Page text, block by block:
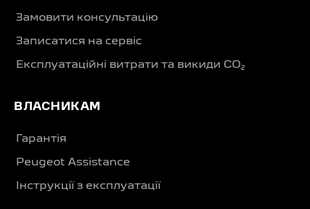
Замовити консультацію
Записатися на сервіс
Експлуатаційні витрати та викиди CO₂
ВЛАСНИКАМ
Гарантія
Peugeot Assistance
Інструкції з експлуатації